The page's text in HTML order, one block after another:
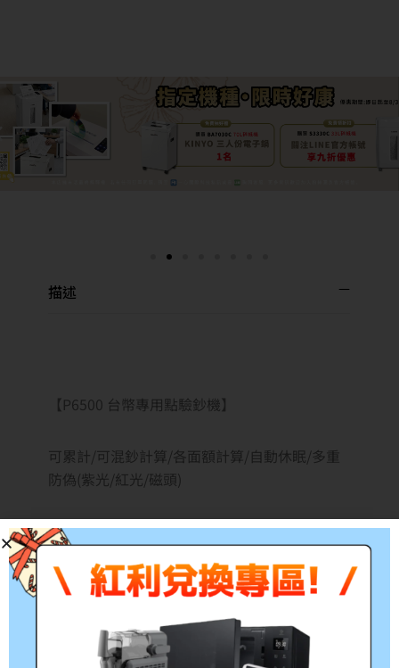
描述
【P6500 台幣專用點驗鈔機】
可累計/可混鈔計算/各面額計算/自動休眠/多重
防偽(紫光/紅光/磁頭)
○商品規格
2. 機身重量：
3. 機器尺寸：寬20.5公分x高19公分x深29公分
4. 使用功率：110v±10％∕60Hz
5. 耗電功率：≦80w